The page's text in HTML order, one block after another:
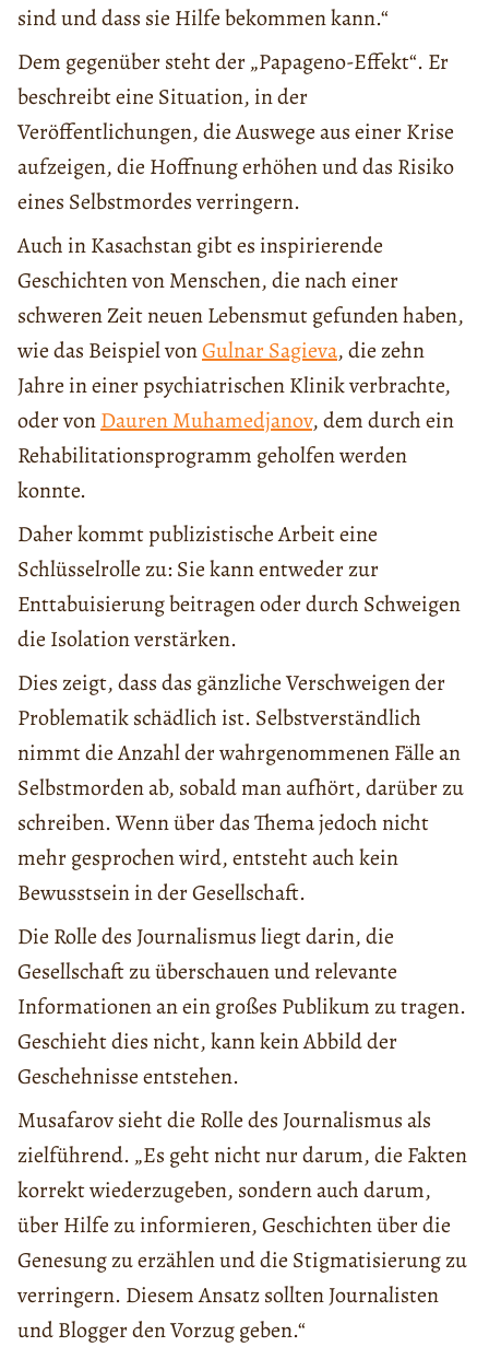
sind und dass sie Hilfe bekommen kann.“
Dem gegenüber steht der „Papageno-Effekt“. Er
beschreibt eine Situation, in der
Veröffentlichungen, die Auswege aus einer Krise
aufzeigen, die Hoffnung erhöhen und das Risiko
eines Selbstmordes verringern.
Auch in Kasachstan gibt es inspirierende
Geschichten von Menschen, die nach einer
schweren Zeit neuen Lebensmut gefunden haben,
wie das Beispiel vonGulnar Sagieva, die zehn
Jahre in einer psychiatrischen Klinik verbrachte,
oder vonDauren Muhamedjanov, dem durch ein
Rehabilitationsprogramm geholfen werden
konnte.
Daher kommt publizistische Arbeit eine
Schlüsselrolle zu: Sie kann entweder zur
Enttabuisierung beitragen oder durch Schweigen
die Isolation verstärken.
Dies zeigt, dass das gänzliche Verschweigen der
Problematik schädlich ist. Selbstverständlich
nimmt die Anzahl der wahrgenommenen Fälle an
Selbstmorden ab, sobald man aufhört, darüber zu
schreiben. Wenn über das Thema jedoch nicht
mehr gesprochen wird, entsteht auch kein
Bewusstsein in der Gesellschaft.
Die Rolle des Journalismus liegt darin, die
Gesellschaft zu überschauen und relevante
Informationen an ein großes Publikum zu tragen.
Geschieht dies nicht, kann kein Abbild der
Geschehnisse entstehen.
Musafarov sieht die Rolle des Journalismus als
zielführend. „Es geht nicht nur darum, die Fakten
korrekt wiederzugeben, sondern auch darum,
über Hilfe zu informieren, Geschichten über die
Genesung zu erzählen und die Stigmatisierung zu
verringern. Diesem Ansatz sollten Journalisten
und Blogger den Vorzug geben.“